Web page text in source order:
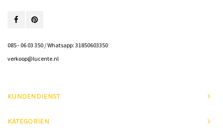
085 - 06 03 350 / Whatsapp: 31850603350
verkoop@lucente.nl
KUNDENDIENST
KATEGORIEN